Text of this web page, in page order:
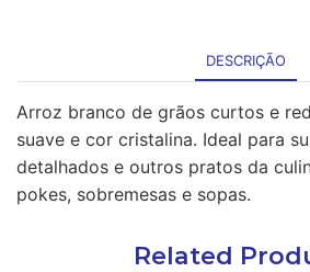
DESCRIÇÃO
Arroz branco de grãos curtos e
suave e cor cristalina. Ideal para
detalhados e outros pratos da
pokes, sobremesas e sopas.
Related